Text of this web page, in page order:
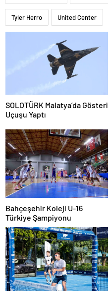
Tyler Herro United Center
SOLOTÜRK Malatya’da Gösteri
Uçuşu Yaptı
Bahçeşehir Koleji U-16
Türkiye Şampiyonu